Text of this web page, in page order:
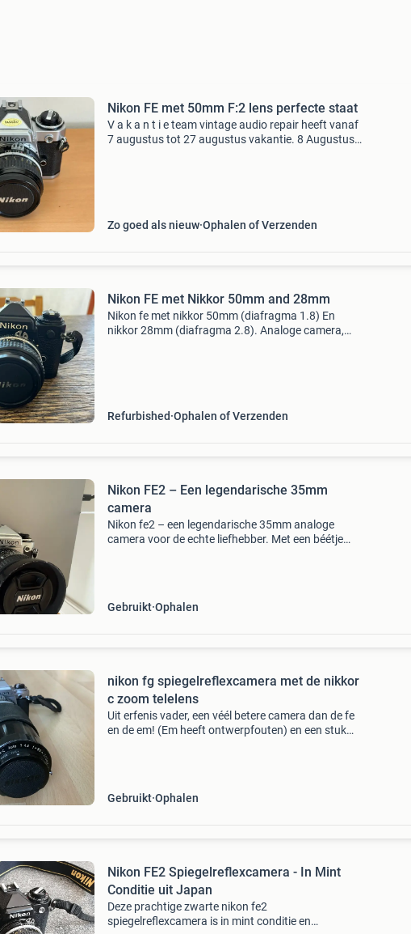
Nikon FE met 50mm F:2 lens perfecte staat
V a k a n t i e team vintage audio repair heeft vanaf
7 augustus tot 27 augustus vakantie. 8 Augustus
Zo goed als nieuw Ophalen of Verzenden
Nikon FE met Nikkor 50mm and 28mm
Nikon fe met nikkor 50mm (diafragma 1.8) En
nikkor 28mm (diafragma 2.8). Analoge camera,
Refurbished Ophalen of Verzenden
Nikon FE2 – Een legendarische 35mm
camera
Nikon fe2 – een legendarische 35mm analoge
camera voor de echte liefhebber. Met een béétje
Gebruikt Ophalen
nikon fg spiegelreflexcamera met de nikkor
c zoom telelens
Uit erfenis vader, een véél betere camera dan de fe
en de em! (Em heeft ontwerpfouten) en een stuk
Gebruikt Ophalen
Nikon FE2 Spiegelreflexcamera - In Mint
Conditie uit Japan
Deze prachtige zwarte nikon fe2
spiegelreflexcamera is in mint conditie en